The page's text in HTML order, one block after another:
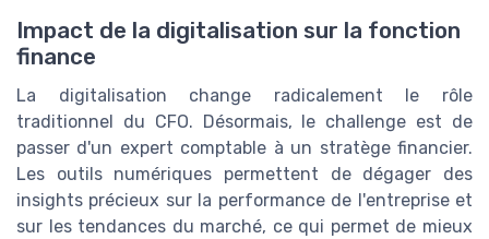
Impact de la digitalisation sur la fonction
finance
La digitalisation change radicalement le rôle
traditionnel du CFO. Désormais, le challenge est de
passer d'un expert comptable à un stratège financier.
Les outils numériques permettent de dégager des
insights précieux sur la performance de l'entreprise et
sur les tendances du marché, ce qui permet de mieux